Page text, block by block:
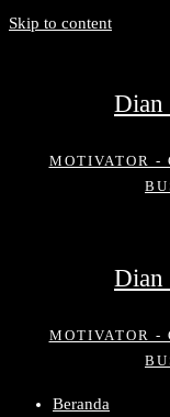
Skip to content
Dian
MOTIVATOR -
Dian
MOTIVATOR -
Beranda